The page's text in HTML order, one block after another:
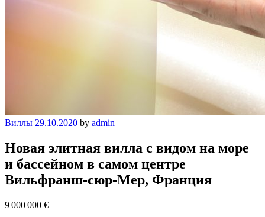
Виллы 29.10.2020 by admin
Новая элитная вилла с видом на море
и бассейном в самом центре
Вильфранш-сюр-Мер, Франция
9 000 000 €